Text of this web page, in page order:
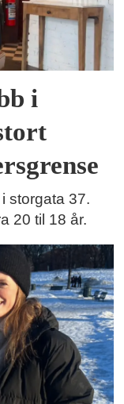
i
storgata 37.
20 til 18 år.